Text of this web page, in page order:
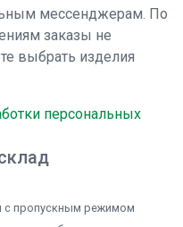
мессенджерам. По
заказы не
выбрать изделия
персональных
с пропускным режимом